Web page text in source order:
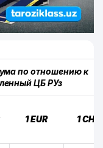
по отношению к
ЦБ РУз
1 EUR 1 CHF